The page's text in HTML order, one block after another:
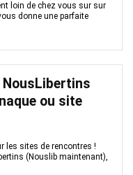
loin de chez vous sur sur
donne une parfaite
ou site
les sites de rencontres !
(Nouslib maintenant),